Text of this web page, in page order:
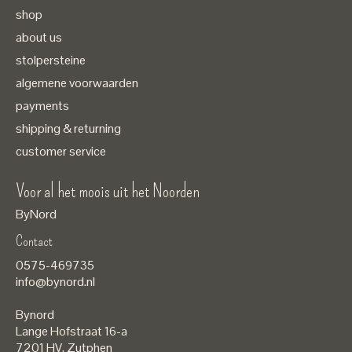
shop
about us
stolpersteine
algemene voorwaarden
payments
shipping & returning
customer service
Voor al het moois uit het Noorden
ByNord
Contact
0575-469735
info@bynord.nl
Bynord
Lange Hofstraat 16-a
7201 HV, Zutphen